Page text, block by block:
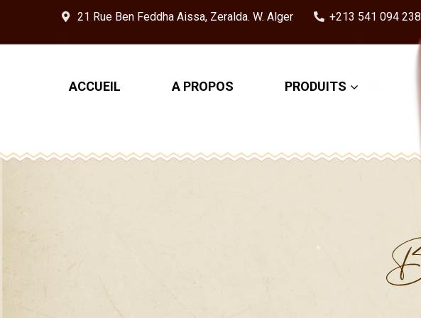
21 Rue Ben Feddha Aissa, Zeralda. W. Alger +213 541 094 238
ACCUEIL A PROPOS PRODUITS